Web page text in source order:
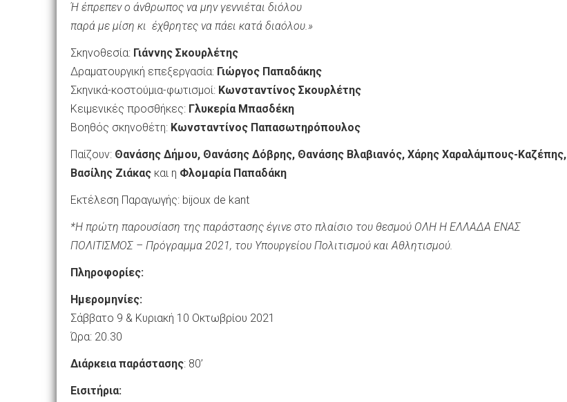
Ή έπρεπεν ο άνθρωπος να μην γεννιέται διόλου
παρά με μίση κι έχθρητες να πάει κατά διαόλου.»
Σκηνοθεσία: Γιάννης Σκουρλέτης
Δραματουργική επεξεργασία: Γιώργος Παπαδάκης
Σκηνικά-κοστούμια-φωτισμοί: Κωνσταντίνος Σκουρλέτης
Κειμενικές προσθήκες: Γλυκερία Μπασδέκη
Βοηθός σκηνοθέτη: Κωνσταντίνος Παπασωτηρόπουλος
Παίζουν: Θανάσης Δήμου, Θανάσης Δόβρης, Θανάσης Βλαβιανός, Χάρης Χαραλάμπους-Καζέπης,
Βασίλης Ζιάκας και η Φλομαρία Παπαδάκη
Εκτέλεση Παραγωγής: bijoux de kant
*Η πρώτη παρουσίαση της παράστασης έγινε στο πλαίσιο του θεσμού ΟΛΗ Η ΕΛΛΑΔΑ ΕΝΑΣ
ΠΟΛΙΤΙΣΜΟΣ – Πρόγραμμα 2021, του Υπουργείου Πολιτισμού και Αθλητισμού.
Πληροφορίες:
Ημερομηνίες:
Σάββατο 9 & Κυριακή 10 Οκτωβρίου 2021
Ώρα: 20.30
Διάρκεια παράστασης: 80’
Εισιτήρια: